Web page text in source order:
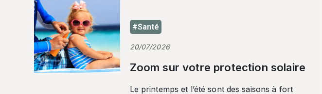
#Santé
20/07/2026
Zoom sur votre protection solaire
Le printemps et l’été sont des saisons à fort